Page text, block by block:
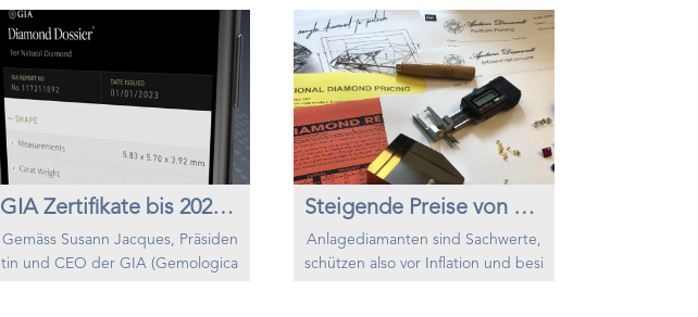
n Ehre, Nationalstolz, Luxus, Macht
und höchstem Reichtum. Sie stehe
n für die Stärke und Stabilität eine
r Nation und zeigen, dass es ihr ni
e an Geld, Nahrung und Lebensmi
tteln mangeln wird. Die Geschicht
e beweist, da...
malerweise unter der Erdoberfläch
e im sogenannten Erdobermantel,
wo ein sehr hoher Duck und hohe
Temperaturen herrschen. Verände
rt sich das Verhältnis zwischen Dru
ck und Temperatur zu stark, könne
n die Kristalle ver...
GIA Zertifikate bis 2025 nur noch digital
Gemäss Susann Jacques, Präsiden
tin und CEO der GIA (Gemologica
Steigende Preise von Anlagediamanten
Anlagediamanten sind Sachwerte,
schützen also vor Inflation und besi